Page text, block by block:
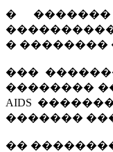
�
����������
� ��������
���
��������
AIDS
�������
��